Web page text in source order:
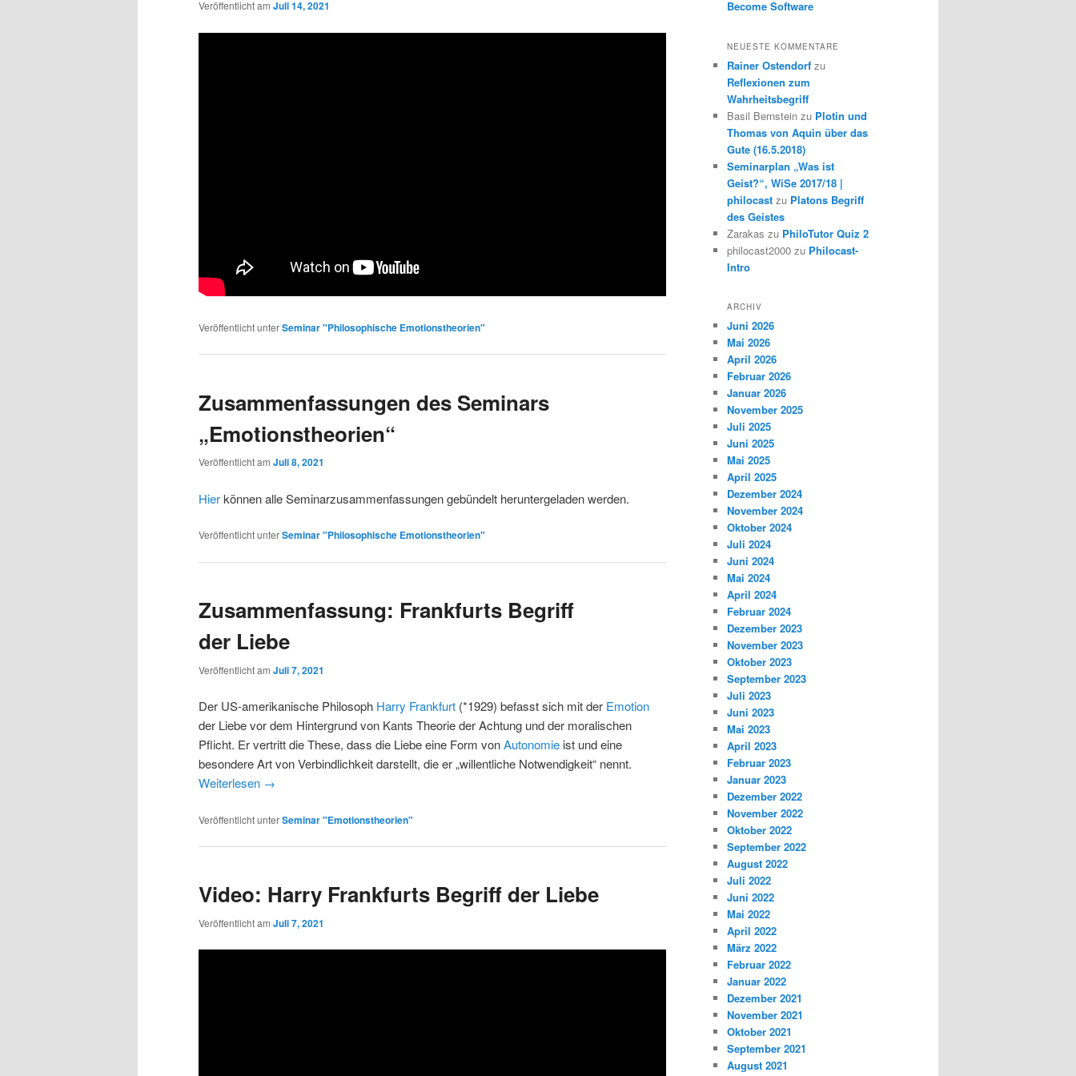
Veröffentlicht am Juli 14, 2021
Veröffentlicht unterSeminar "Philosophische Emotionstheorien"
Zusammenfassungen des Seminars
„Emotionstheorien“
Veröffentlicht am Juli 8, 2021
Hierkönnen alle Seminarzusammenfassungen gebündelt heruntergeladen werden.
Veröffentlicht unterSeminar "Philosophische Emotionstheorien"
Zusammenfassung: Frankfurts Begriff
der Liebe
Veröffentlicht am Juli 7, 2021
Der US-amerikanische Philosoph Harry Frankfurt (*1929) befasst sich mit der Emotion
der Liebe vor dem Hintergrund von Kants Theorie der Achtung und der moralischen
Pflicht. Er vertritt die These, dass die Liebe eine Form vonAutonomie ist und eine
besondere Art von Verbindlichkeit darstellt, die er „willentliche Notwendigkeit“ nennt.
Weiterlesen →
Veröffentlicht unterSeminar "Emotionstheorien"
Video: Harry Frankfurts Begriff der Liebe
Veröffentlicht am Juli 7, 2021
Become Software
NEUESTE KOMMENTARE
Rainer Ostendorf zu
Reflexionen zum
Wahrheitsbegriff
Basil Bernstein zu Plotin und
Thomas von Aquin über das
Gute (16.5.2018)
Seminarplan „Was ist
Geist?“, WiSe 2017/18 |
philocast zu Platons Begriff
des Geistes
Zarakas zu PhiloTutor Quiz 2
philocast2000 zu Philocast-
Intro
ARCHIV
Juni 2026
Mai 2026
April 2026
Februar 2026
Januar 2026
November 2025
Juli 2025
Juni 2025
Mai 2025
April 2025
Dezember 2024
November 2024
Oktober 2024
Juli 2024
Juni 2024
Mai 2024
April 2024
Februar 2024
Dezember 2023
November 2023
Oktober 2023
September 2023
Juli 2023
Juni 2023
Mai 2023
April 2023
Februar 2023
Januar 2023
Dezember 2022
November 2022
Oktober 2022
September 2022
August 2022
Juli 2022
Juni 2022
Mai 2022
April 2022
März 2022
Februar 2022
Januar 2022
Dezember 2021
November 2021
Oktober 2021
September 2021
August 2021